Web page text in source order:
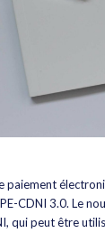
CDNI 3.0. Le
qui peut être